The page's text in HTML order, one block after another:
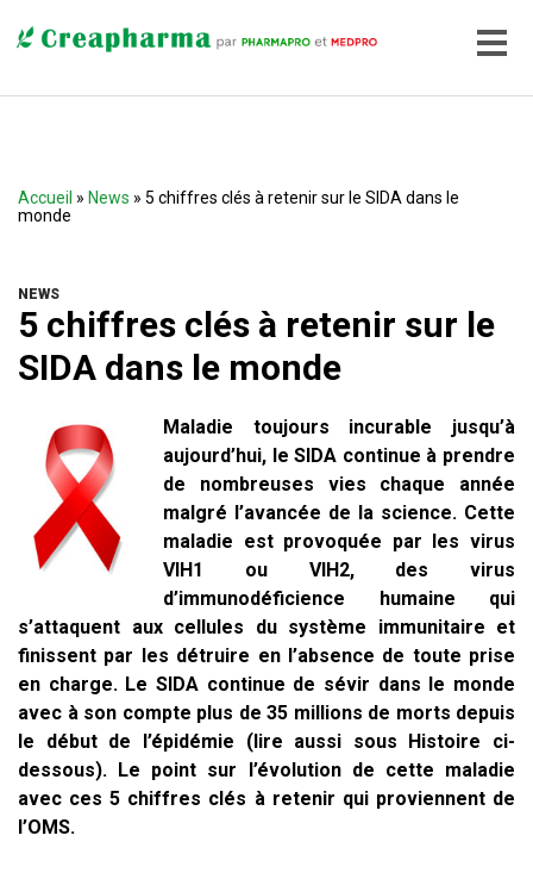
Accueil » News » 5 chiffres clés à retenir sur le SIDA dans le
monde
NEWS
5 chiffres clés à retenir sur le
SIDA dans le monde
Maladie toujours incurable jusqu’à
aujourd’hui, le SIDA continue à prendre
de nombreuses vies chaque année
malgré l’avancée de la science. Cette
maladie est provoquée par les virus
VIH1 ou VIH2, des virus
d’immunodéficience humaine qui
s’attaquent aux cellules du système immunitaire et
finissent par les détruire en l’absence de toute prise
en charge. Le SIDA continue de sévir dans le monde
avec à son compte plus de 35 millions de morts depuis
le début de l’épidémie (lire aussi sous Histoire ci-
dessous). Le point sur l’évolution de cette maladie
avec ces 5 chiffres clés à retenir qui proviennent de
l’OMS.